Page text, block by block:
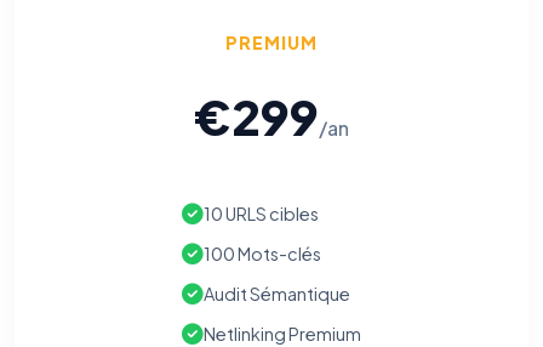
PREMIUM
€299/an
10 URLS cibles
100 Mots-clés
Audit Sémantique
Netlinking Premium